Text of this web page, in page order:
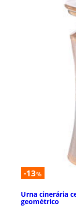
-13%
Urna cinerária
geométrico